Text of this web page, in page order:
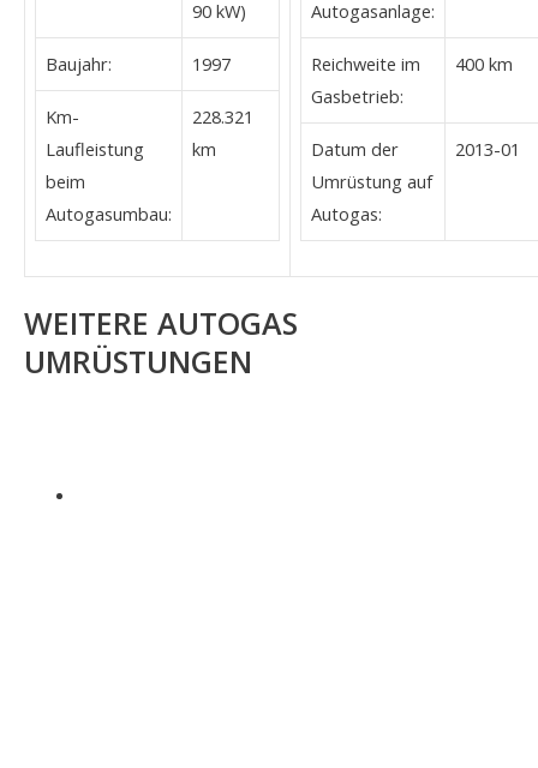
90 kW)
Baujahr: 1997
Km-
Laufleistung
beim
Autogasumbau:
228.321
km
Autogasanlage:
Reichweite im
Gasbetrieb:
400 km
Datum der
Umrüstung auf
Autogas:
2013-01
WEITERE AUTOGAS
UMRÜSTUNGEN